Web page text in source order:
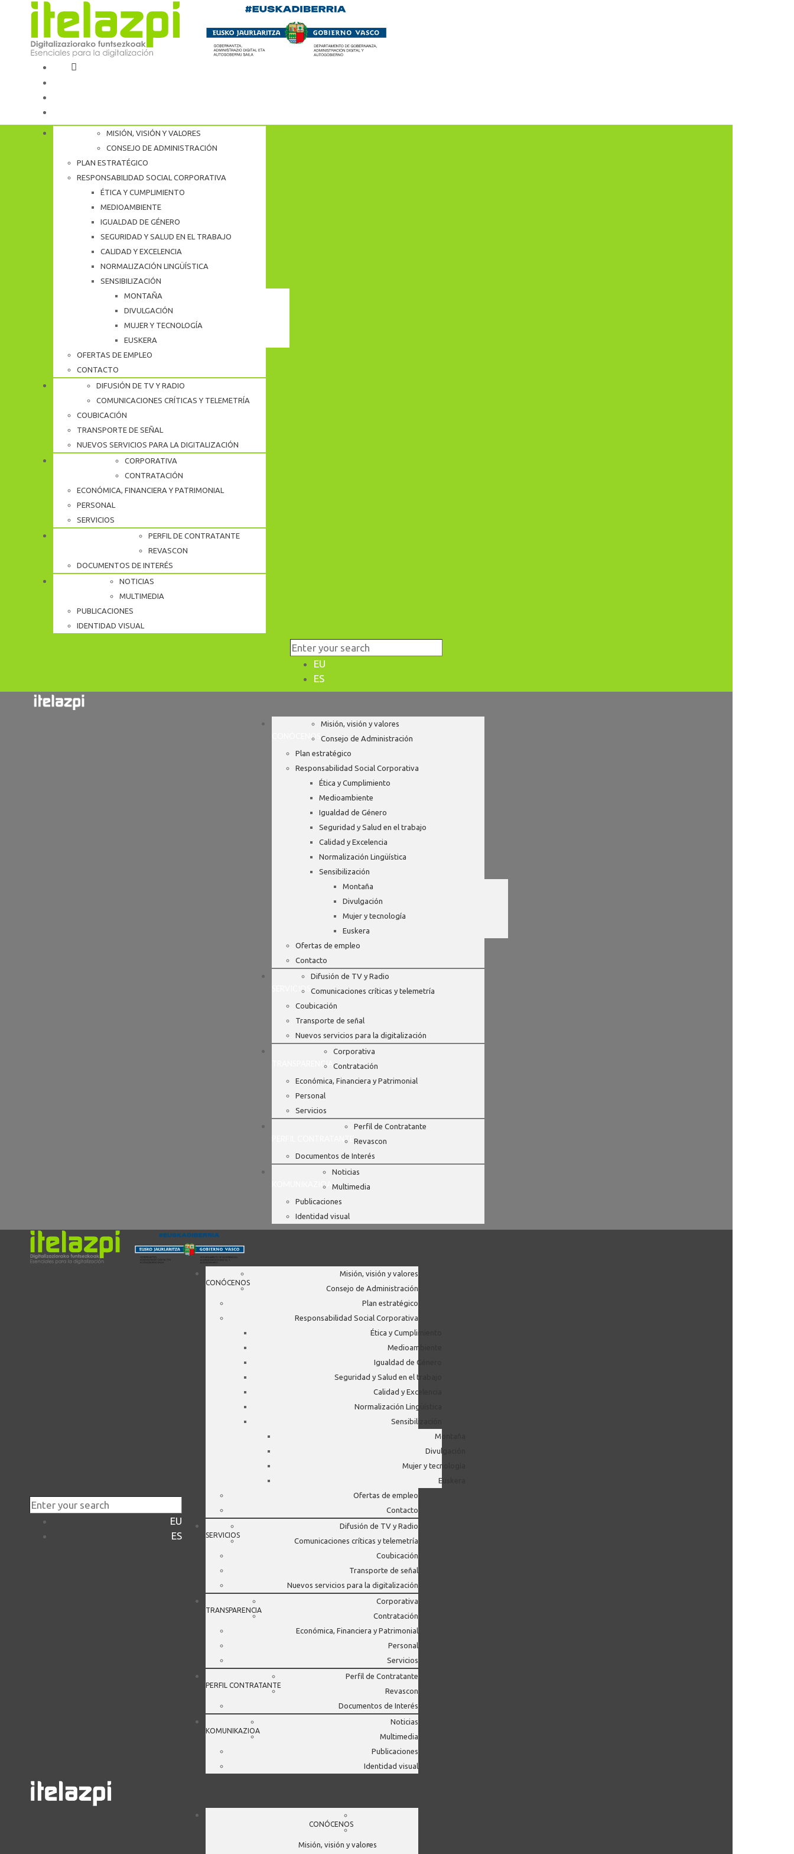
CONÓCENOS
MISIÓN, VISIÓN Y VALORES
CONSEJO DE ADMINISTRACIÓN
PLAN ESTRATÉGICO
RESPONSABILIDAD SOCIAL CORPORATIVA
ÉTICA Y CUMPLIMIENTO
MEDIOAMBIENTE
IGUALDAD DE GÉNERO
SEGURIDAD Y SALUD EN EL TRABAJO
CALIDAD Y EXCELENCIA
NORMALIZACIÓN LINGÜÍSTICA
SENSIBILIZACIÓN
MONTAÑA
DIVULGACIÓN
MUJER Y TECNOLOGÍA
EUSKERA
OFERTAS DE EMPLEO
CONTACTO
SERVICIOS
DIFUSIÓN DE TV Y RADIO
COMUNICACIONES CRÍTICAS Y TELEMETRÍA
COUBICACIÓN
TRANSPORTE DE SEÑAL
NUEVOS SERVICIOS PARA LA DIGITALIZACIÓN
TRANSPARENCIA
CORPORATIVA
CONTRATACIÓN
ECONÓMICA, FINANCIERA Y PATRIMONIAL
PERSONAL
SERVICIOS
PERFIL CONTRATANTE
PERFIL DE CONTRATANTE
REVASCON
DOCUMENTOS DE INTERÉS
KOMUNIKAZIOA
NOTICIAS
MULTIMEDIA
PUBLICACIONES
IDENTIDAD VISUAL
EU
ES
CONÓCENOS
Misión, visión y valores
Consejo de Administración
Plan estratégico
Responsabilidad Social Corporativa
Ética y Cumplimiento
Medioambiente
Igualdad de Género
Seguridad y Salud en el trabajo
Calidad y Excelencia
Normalización Lingüística
Sensibilización
Montaña
Divulgación
Mujer y tecnología
Euskera
Ofertas de empleo
Contacto
SERVICIOS
Difusión de TV y Radio
Comunicaciones críticas y telemetría
Coubicación
Transporte de señal
Nuevos servicios para la digitalización
TRANSPARENCIA
Corporativa
Contratación
Económica, Financiera y Patrimonial
Personal
Servicios
PERFIL CONTRATANTE
Perfil de Contratante
Revascon
Documentos de Interés
KOMUNIKAZIOA
Noticias
Multimedia
Publicaciones
Identidad visual
EU
ES
CONÓCENOS
Misión, visión y valores
Consejo de Administración
Plan estratégico
Responsabilidad Social Corporativa
Ética y Cumplimiento
Medioambiente
Igualdad de Género
Seguridad y Salud en el trabajo
Calidad y Excelencia
Normalización Lingüística
Sensibilización
Montaña
Divulgación
Mujer y tecnología
Euskera
Ofertas de empleo
Contacto
SERVICIOS
Difusión de TV y Radio
Comunicaciones críticas y telemetría
Coubicación
Transporte de señal
Nuevos servicios para la digitalización
TRANSPARENCIA
Corporativa
Contratación
Económica, Financiera y Patrimonial
Personal
Servicios
PERFIL CONTRATANTE
Perfil de Contratante
Revascon
Documentos de Interés
KOMUNIKAZIOA
Noticias
Multimedia
Publicaciones
Identidad visual
CONÓCENOS
Misión, visión y valores